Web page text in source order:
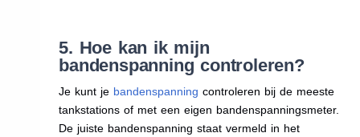
5. Hoe kan ik mijn
bandenspanning controleren?
Je kunt je bandenspanning controleren bij de meeste
tankstations of met een eigen bandenspanningsmeter.
De juiste bandenspanning staat vermeld in het